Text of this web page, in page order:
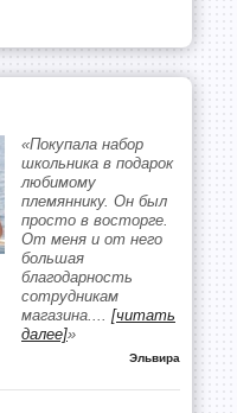
«Покупала набор
школьника в подарок
любимому
племяннику. Он был
просто в восторге.
От меня и от него
большая
благодарность
сотрудникам
магазина.... [читать
далее]»
Эльвира